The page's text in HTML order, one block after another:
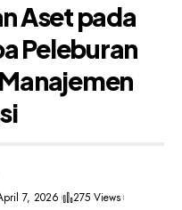
Aset pada
Peleburan
7, 2026
275 Views